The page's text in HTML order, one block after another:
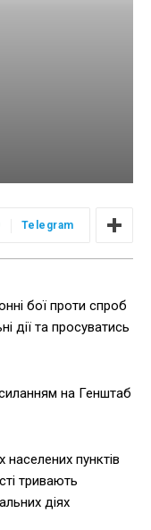
Telegram
бої проти спроб
дії та просуватись
на Генштаб
пунктів
тривають
діях